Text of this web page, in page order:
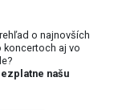
o najnovších
aj vo
našu